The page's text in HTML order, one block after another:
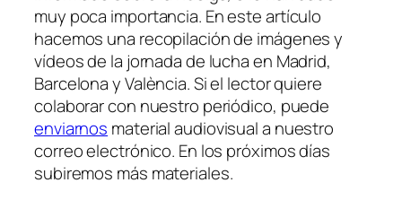
muy poca importancia. En este artículo
hacemos una recopilación de imágenes y
vídeos de la jornada de lucha en Madrid,
Barcelona y València. Si el lector quiere
colaborar con nuestro periódico, puede
enviarnos material audiovisual a nuestro
correo electrónico. En los próximos días
subiremos más materiales.